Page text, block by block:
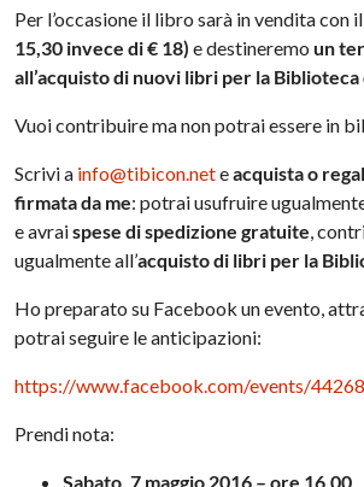
Per l’occasione il libro sarà in vendita con
15,30 invece di € 18) e destineremoun
all’acquisto di nuovi libri per la Biblioteca
Vuoi contribuire ma non potrai essere in
Scrivi a info@tibicon.neteacquista o
firmata da me: potrai usufruire
e avraispese di spedizione gratuite,
ugualmente all’acquisto di libri per la
Ho preparato su Facebook un evento,
potrai seguire le anticipazioni:
https://www.facebook.com/events/
Prendi nota:
Sabato, 7 maggio 2016 – ore 16.00